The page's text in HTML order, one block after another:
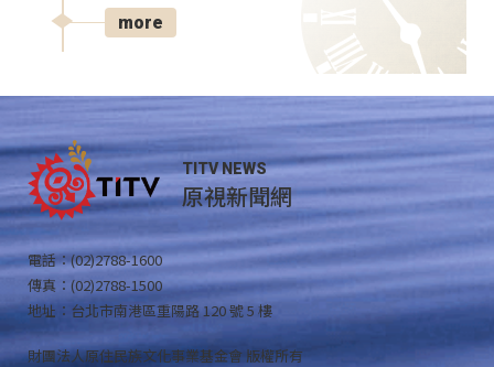
more
TITV NEWS
原視新聞網
電話：(02)2788-1600
傳真：(02)2788-1500
地址：台北市南港區重陽路 120 號 5 樓
財團法人原住民族文化事業基金會 版權所有